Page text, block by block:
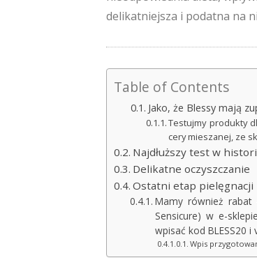
delikatniejsza i podatna na
Table of Contents
Jako, że Blessy mają
Testujmy produkty
cery mieszanej, ze
Najdłuższy test w
Delikatne oczyszczanie
Ostatni etap pielęgnacji
Mamy również rabat
Sensicure) w e-
wpisać kod BLESS20 i
Wpis